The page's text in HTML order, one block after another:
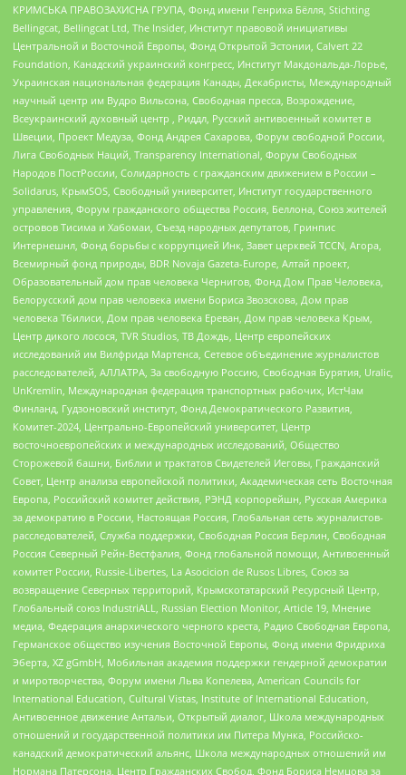
КРИМСЬКА ПРАВОЗАХИСНА ГРУПА, Фонд имени Генриха Бёлля, Stichting
Bellingcat, Bellingcat Ltd, The Insider, Институт правовой инициативы
Центральной и Восточной Европы, Фонд Открытой Эстонии, Calvert 22
Foundation, Канадский украинский конгресс, Институт Макдональда-Лорье,
Украинская национальная федерация Канады, Декабристы, Международный
научный центр им Вудро Вильсона, Свободная пресса, Возрождение,
Всеукраинский духовный центр , Риддл, Русский антивоенный комитет в
Швеции, Проект Медуза, Фонд Андрея Сахарова, Форум свободной России,
Лига Свободных Наций, Transparеncy International, Форум Свободных
Народов ПостРоссии, Солидарность с гражданским движением в России –
Solidarus, КрымSOS, Свободный университет, Институт государственного
управления, Форум гражданского общества Россия, Беллона, Союз жителей
островов Тисима и Хабомаи, Съезд народных депутатов, Гринпис
Интернешнл, Фонд борьбы с коррупцией Инк, Завет церквей TCCN, Агора,
Всемирный фонд природы, BDR Novaja Gazeta-Europe, Алтай проект,
Образовательный дом прав человека Чернигов, Фонд Дом Прав Человека,
Белорусский дом прав человека имени Бориса Звозскова, Дом прав
человека Тбилиси, Дом прав человека Ереван, Дом прав человека Крым,
Центр дикого лосося, TVR Studios, ТВ Дождь, Центр европейских
исследований им Вилфрида Мартенса, Сетевое объединение журналистов
расследователей, АЛЛАТРА, За свободную Россию, Свободная Бурятия, Uralic,
UnKremlin, Международная федерация транспортных рабочих, ИстЧам
Финланд, Гудзоновский институт, Фонд Демократического Развития,
Комитет-2024, Центрально-Европейский университет, Центр
восточноевропейских и международных исследований, Общество
Сторожевой башни, Библии и трактатов Свидетелей Иеговы, Гражданский
Совет, Центр анализа европейской политики, Академическая сеть Восточная
Европа, Российский комитет действия, РЭНД корпорейшн, Русская Америка
за демократию в России, Настоящая Россия, Глобальная сеть журналистов-
расследователей, Служба поддержки, Свободная Россия Берлин, Свободная
Россия Северный Рейн-Вестфалия, Фонд глобальной помощи, Антивоенный
комитет России, Russie-Libertes, La Asocicion de Rusos Libres, Союз за
возвращение Северных территорий, Крымскотатарский Ресурсный Центр,
Глобальный союз IndustriALL, Russian Election Monitor, Article 19, Мнение
медиа, Федерация анархического черного креста, Радио Свободная Европа,
Германское общество изучения Восточной Европы, Фонд имени Фридриха
Эберта, XZ gGmbH, Мобильная академия поддержки гендерной демократии
и миротворчества, Форум имени Льва Копелева, American Councils for
International Education, Cultural Vistas, Institute of International Education,
Антивоенное движение Антальи, Открытый диалог, Школа международных
отношений и государственной политики им Питера Мунка, Российско-
канадский демократический альянс, Школа международных отношений им
Нормана Патерсона, Центр Гражданских Свобод, Фонд Бориса Немцова за